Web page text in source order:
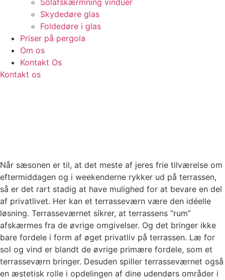
Solafskærmning vinduer
Skydedøre glas
Foldedøre i glas
Priser på pergola
Om os
Kontakt Os
Kontakt os
Når sæsonen er til, at det meste af jeres frie tilværelse om
eftermiddagen og i weekenderne rykker ud på terrassen,
så er det rart stadig at have mulighed for at bevare en del
af privatlivet. Her kan et terrasseværn være den idéelle
løsning. Terrasseværnet sikrer, at terrassens “rum”
afskærmes fra de øvrige omgivelser. Og det bringer ikke
bare fordele i form af øget privatliv på terrassen. Læ for
sol og vind er blandt de øvrige primære fordele, som et
terrasseværn bringer. Desuden spiller terrasseværnet også
en æstetisk rolle i opdelingen af dine udendørs områder i